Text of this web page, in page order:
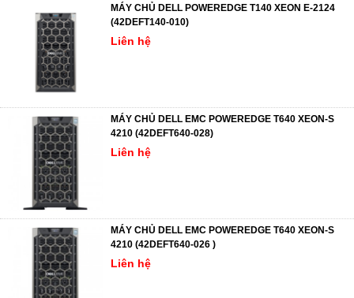
MÁY CHỦ DELL POWEREDGE T140 XEON E-2124
(42DEFT140-010)
Liên hệ
MÁY CHỦ DELL EMC POWEREDGE T640 XEON-S
4210 (42DEFT640-028)
Liên hệ
MÁY CHỦ DELL EMC POWEREDGE T640 XEON-S
4210 (42DEFT640-026 )
Liên hệ